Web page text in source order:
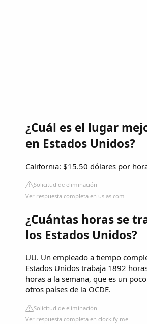
¿Cuál es el lugar
en Estados Unidos?
California: $15.50 dólares por
Solicitud de eliminación
Ver respuesta completa en us.as.com
¿Cuántas horas se
los Estados Unidos?
UU. Un empleado a tiempo
Estados Unidos trabaja 1892
horas a la semana, que es un
otros países de la OCDE.
Solicitud de eliminación
Ver respuesta completa en clockify.me